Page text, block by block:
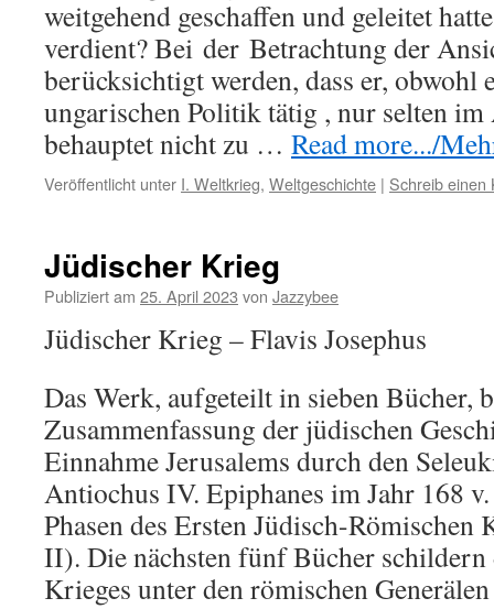
weitgehend geschaffen und geleitet
verdient? Bei der Betrachtung der
berücksichtigt werden, dass er, obwohl
ungarischen Politik tätig , nur selten
behauptet nicht zu … Read more.../
Veröffentlicht unter I. Weltkrieg, Weltgeschichte | Schreib einen
Jüdischer Krieg
Publiziert am 25. April 2023 von Jazzybee
Jüdischer Krieg – Flavis Josephus
Das Werk, aufgeteilt in sieben Bücher,
Zusammenfassung der jüdischen
Einnahme Jerusalems durch den
Antiochus IV. Epiphanes im Jahr 168
Phasen des Ersten Jüdisch-
II). Die nächsten fünf Bücher
Krieges unter den römischen